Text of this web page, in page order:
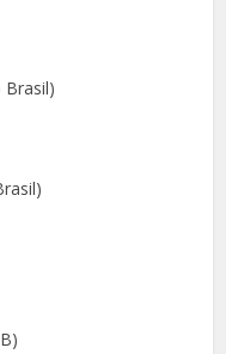
Brasil)